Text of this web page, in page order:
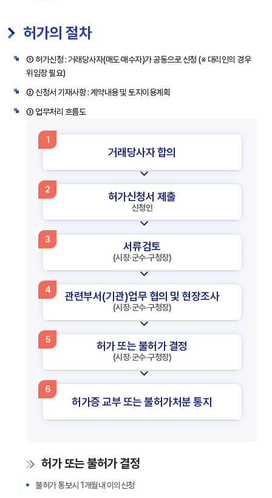
허가의 절차
① 허가신청 : 거래당사자(매도·매수자)가 공동으로 신청 (※ 대리인의 경우
위임장 필요)
② 신청서 기재사항 : 계약내용 및 토지이용계획
③ 업무처리 흐름도
1
거래당사자 합의
2
허가신청서 제출
신청인
3
서류검토
(시장·군수·구청장)
4
관련부서(기관)업무 협의 및 현장조사
(시장·군수·구청장)
5
허가 또는 불허가 결정
(시장·군수·구청장)
6
허가증 교부 또는 불허가처분 통지
허가 또는 불허가 결정
불허가 통보시 1개월내 이의신청